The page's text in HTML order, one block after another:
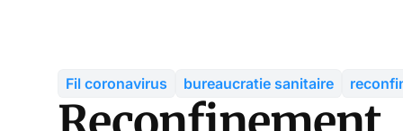
Fil coronavirus bureaucratie sanitaire